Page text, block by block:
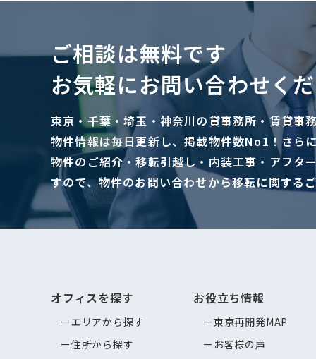
ご相談は無料です
お気軽にお問い合わせく
東京・千葉・埼玉・神奈川の貸事務所・賃貸事
物件情報は毎日更新し、掲載物件数No1！さら
物件のご紹介・移転引越し・内装工事・アフタ
すので、物件のお問い合わせから移転に関する
オフィスを探す
エリアから探す
住所から探す
お役立ち情報
東京再開発MAP
お客様の声